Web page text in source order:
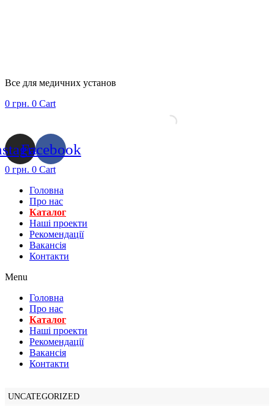
Все для медичних установ
0 грн. 0 Cart
Facebook
0 грн. 0 Cart
Головна
Про нас
Каталог
Нашi проекти
Рекомендації
Вакансiя
Контакти
Menu
Головна
Про нас
Каталог
Нашi проекти
Рекомендації
Вакансiя
Контакти
UNCATEGORIZED